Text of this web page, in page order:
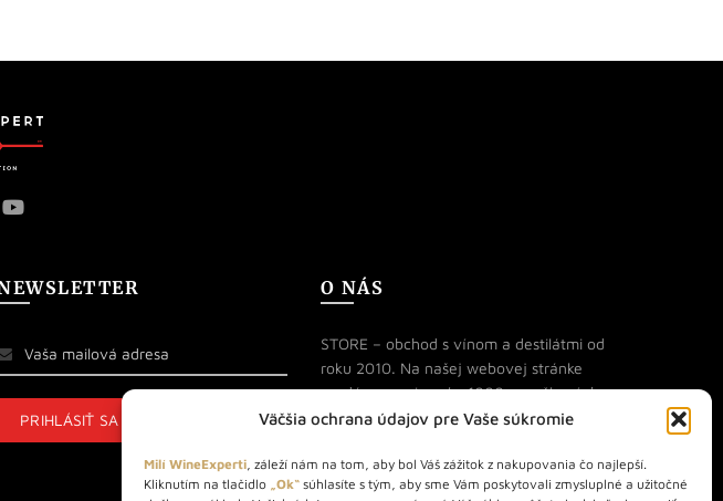
Väčšia ochrana údajov pre Vaše súkromie
Milí WineExperti, záleží nám na tom, aby bol Váš zážitok z nakupovania čo najlepší.
Kliknutím na tlačidlo „Ok“ súhlasíte s tým, aby sme Vám poskytovali zmysluplné a užitočné
O NÁS
STORE – obchod s vínom a destilátmi od
roku 2010. Na našej webovej stránke
predávame viac ako 1000+ značkových
produktov.
Info tel.: +421 917 779 888
Vínotéka: +421 917 888 879